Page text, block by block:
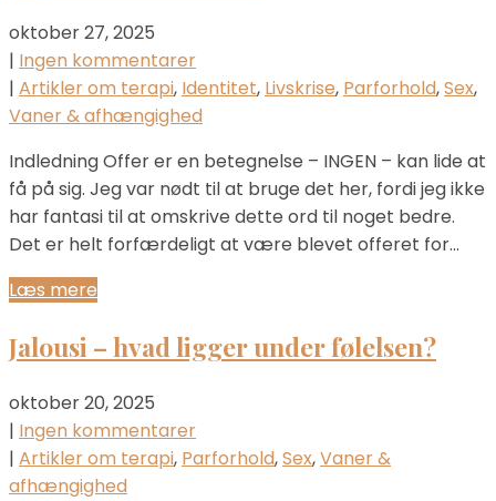
oktober 27, 2025
| Ingen kommentarer
| Artikler om terapi, Identitet, Livskrise, Parforhold,Sex,
Vaner & afhængighed
Indledning Offer er en betegnelse – INGEN – kan lide at
få på sig. Jeg var nødt til at bruge det her, fordi jeg ikke
har fantasi til at omskrive dette ord til noget bedre.
Det er helt forfærdeligt at være blevet offeret for…
Læs mere
Jalousi – hvad ligger under følelsen?
oktober 20, 2025
| Ingen kommentarer
| Artikler om terapi, Parforhold,Sex,Vaner &
afhængighed